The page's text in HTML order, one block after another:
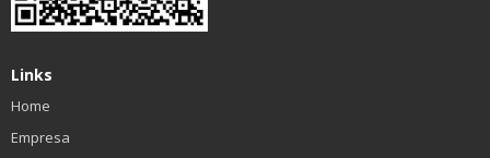
Links
Home
Empresa